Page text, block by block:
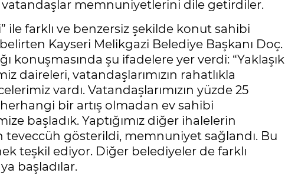
memnuniyetlerini dile getirdiler.
ile farklı ve benzersiz şekilde konut sahibi
Kayseri Melikgazi Belediye Başkanı Doç.
konuşmasında şu ifadelere yer verdi: “Yaklaşık
daireleri, vatandaşlarımızın rahatlıkla
vardı. Vatandaşlarımızın yüzde 25
bir artış olmadan ev sahibi
başladık. Yaptığımız diğer ihalelerin
teveccüh gösterildi, memnuniyet sağlandı. Bu
teşkil ediyor. Diğer belediyeler de farklı
başladılar.